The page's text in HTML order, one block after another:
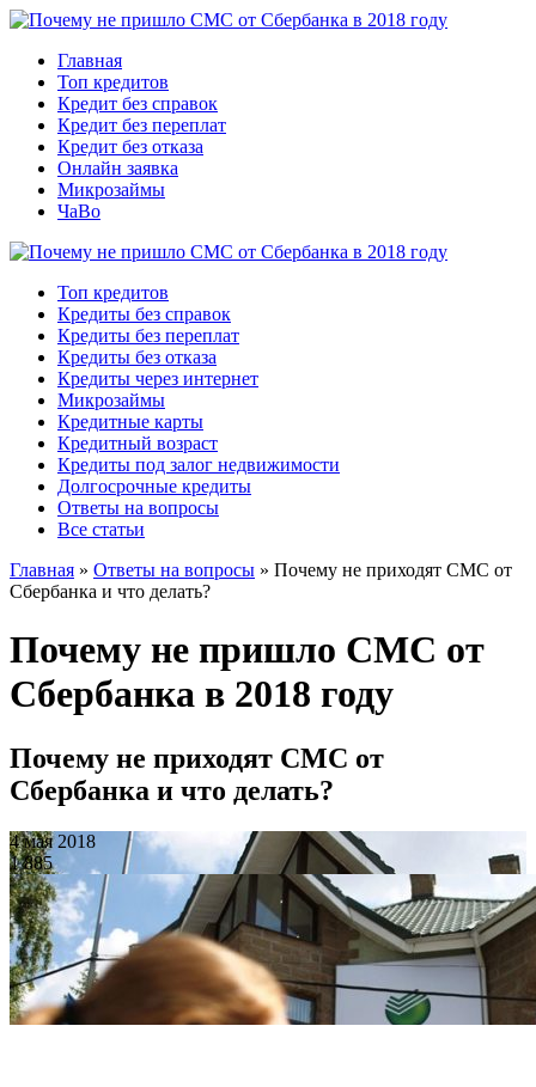
Главная
Топ кредитов
Кредит без справок
Кредит без переплат
Кредит без отказа
Онлайн заявка
Микрозаймы
ЧаВо
Топ кредитов
Кредиты без справок
Кредиты без переплат
Кредиты без отказа
Кредиты через интернет
Микрозаймы
Кредитные карты
Кредитный возраст
Кредиты под залог недвижимости
Долгосрочные кредиты
Ответы на вопросы
Все статьи
Главная » Ответы на вопросы » Почему не приходят СМС от
Сбербанка и что делать?
Почему не пришло СМС от
Сбербанка в 2018 году
Почему не приходят СМС от
Сбербанка и что делать?
4 мая 2018
1 885